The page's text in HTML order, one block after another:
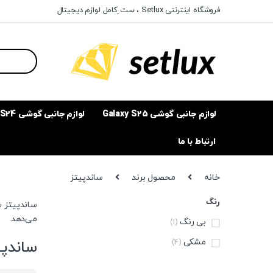
to
to
فروشگاه اینترنتی Setlux ، ست ِکامل لوازم دیجیتال
Search
for:
لوازم جانبی گوشی Galaxy S25 لوازم جانبی گوشی Galaxy S24
ارتباط با ما
خانه محصول برند ساندپیتز
می‌دهد.
رنگ
بی رنگ (1)
مشکی (4)